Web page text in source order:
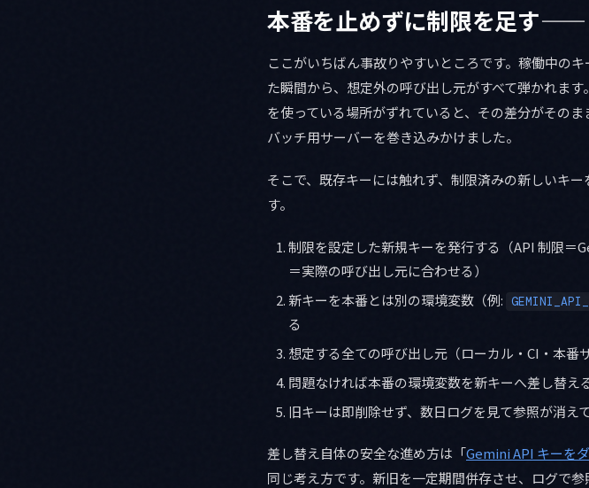
本番を止めずに制限を足す——
ここがいちばん事故りやすいところです。稼働中の
た瞬間から、想定外の呼び出し元がすべて弾かれま
を使っている場所がずれていると、その差分がその
バッチ用サーバーを巻き込みかけました。
そこで、既存キーには触れず、制限済みの新しいキ
す。
制限を設定した新規キーを発行する（API 制限
＝実際の呼び出し元に合わせる）
新キーを本番とは別の環境変数（例:
る
想定する全ての呼び出し元（ローカル・CI・本番
問題なければ本番の環境変数を新キーへ差し替え
旧キーは即削除せず、数日ログを見て参照が消え
差し替え自体の安全な進め方は「Gemini API キーを
同じ考え方です。新旧を一定期間併存させ、ログで